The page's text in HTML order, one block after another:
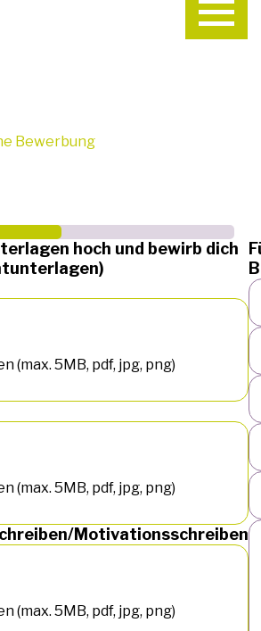
Bewerbung
hoch und bewirb dich
(max. 5MB, pdf, jpg, png)
(max. 5MB, pdf, jpg, png)
Motivationsschreiben
(max. 5MB, pdf, jpg, png)